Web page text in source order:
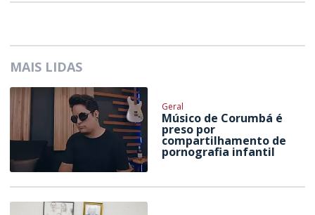
MAIS LIDAS
Geral
Músico de Corumbá é
preso por
compartilhamento de
pornografia infantil